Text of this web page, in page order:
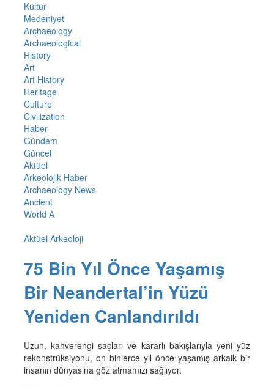
Kültür
Medeniyet
Archaeology
Archaeological
History
Art
Art History
Heritage
Culture
Civilization
Haber
Gündem
Güncel
Aktüel
Arkeolojik Haber
Archaeology News
Ancient
World A
Aktüel Arkeoloji
75 Bin Yıl Önce Yaşamış
Bir Neandertal’in Yüzü
Yeniden Canlandırıldı
Uzun, kahverengi saçları ve kararlı bakışlarıyla yeni yüz
rekonstrüksiyonu, on binlerce yıl önce yaşamış arkaik bir
insanın dünyasına göz atmamızı sağlıyor.